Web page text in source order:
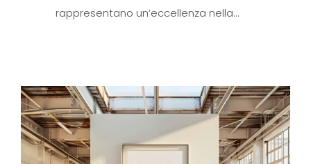
rappresentano un’eccellenza nella…